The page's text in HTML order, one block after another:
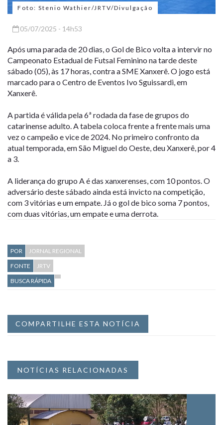
Foto: Stenio Wathier/JRTV/Divulgação
05/07/2025 - 14h53
Após uma parada de 20 dias, o Gol de Bico volta a intervir no
Campeonato Estadual de Futsal Feminino na tarde deste
sábado (05), às 17 horas, contra a SME Xanxerê. O jogo está
marcado para o Centro de Eventos Ivo Sguissardi, em
Xanxerê.
A partida é válida pela 6ª rodada da fase de grupos do
catarinense adulto. A tabela coloca frente a frente mais uma
vez o campeão e vice de 2024. No primeiro confronto da
atual temporada, em São Miguel do Oeste, deu Xanxerê, por 4
a 3.
A liderança do grupo A é das xanxerenses, com 10 pontos. O
adversário deste sábado ainda está invicto na competição,
com 3 vitórias e um empate. Já o gol de bico soma 7 pontos,
com duas vitórias, um empate e uma derrota.
POR
JORNAL REGIONAL
FONTE
JRTV
BUSCA RÁPIDA
COMPARTILHE ESTA NOTÍCIA
NOTÍCIAS RELACIONADAS